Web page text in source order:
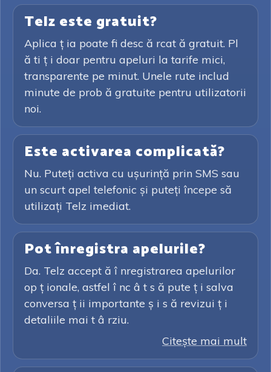
Telz este gratuit?
Aplica ț ia poate fi desc ă rcat ă gratuit. Pl
ă ti ț i doar pentru apeluri la tarife mici,
transparente pe minut. Unele rute includ
minute de prob ă gratuite pentru utilizatorii
noi.
Este activarea complicată?
Nu. Puteți activa cu ușurință prin SMS sau
un scurt apel telefonic și puteți începe să
utilizați Telz imediat.
Pot înregistra apelurile?
Da. Telz accept ă î nregistrarea apelurilor
op ț ionale, astfel î nc â t s ă pute ț i salva
conversa ț ii importante ș i s ă revizui ț i
detaliile mai t â rziu.
Citeşte mai mult